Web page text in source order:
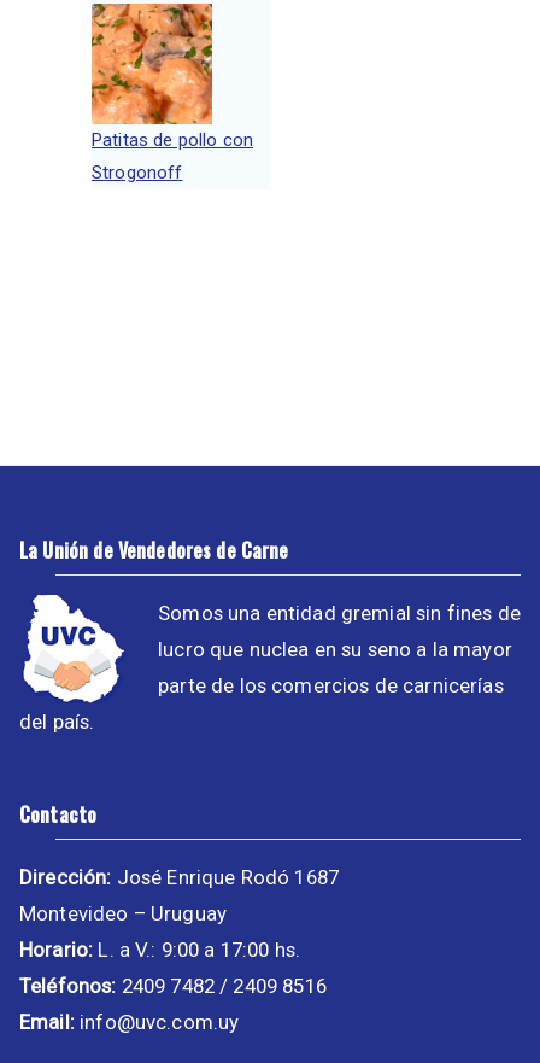
Patitas de pollo con
Strogonoff
La Unión de Vendedores de Carne
Somos una entidad gremial sin fines de
lucro que nuclea en su seno a la mayor
parte de los comercios de carnicerías
del país.
Contacto
Dirección: José Enrique Rodó 1687
Montevideo – Uruguay
Horario: L. a V.: 9:00 a 17:00 hs.
Teléfonos: 2409 7482 / 2409 8516
Email:info@uvc.com.uy